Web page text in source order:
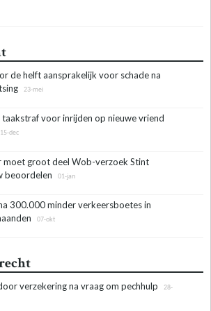
de helft aansprakelijk voor schade na
23-mei
taakstraf voor inrijden op nieuwe vriend
15-dec
moet groot deel Wob-verzoek Stint
beoordelen
01-jan
300.000 minder verkeersboetes in
07-okt
verzekering na vraag om pechhulp
28-